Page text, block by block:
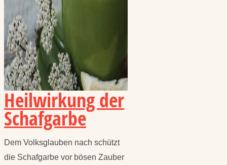
Heilwirkung der
Schafgarbe
Dem Volksglauben nach schützt
die Schafgarbe vor bösen Zauber